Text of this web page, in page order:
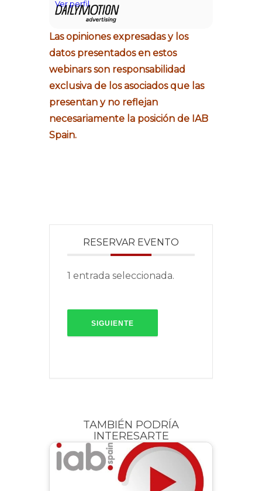
Las opiniones expresadas y los
datos presentados en estos
webinars son responsabilidad
exclusiva de los asociados que las
presentan y no reflejan
necesariamente la posición de IAB
Spain.
RESERVAR EVENTO
1 entrada seleccionada.
SIGUIENTE
TAMBIÉN PODRÍA
INTERESARTE